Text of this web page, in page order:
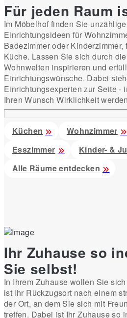
Für jeden Raum
Im Möbelhof finden Sie
Einrichtungsideen für
Badezimmer oder
Küche. Lassen Sie sich durch
Wohnwelten inspirieren und
Einrichtungswünsche. Dabei
Einrichtungsexperten zur Seite -
Ihren Wunsch Wirklichkeit
Küchen Wohnzimmer
Esszimmer
Kinder- &
Alle Räume entdecken
Ihr Zuhause so
Sie selbst!
In Ihrem Zuhause wollen Sie
ist Ihr Rückzugsort nach einem
der Ort, an dem Sie sich mit
treffen. Dabei ist Ihr Zuhause so